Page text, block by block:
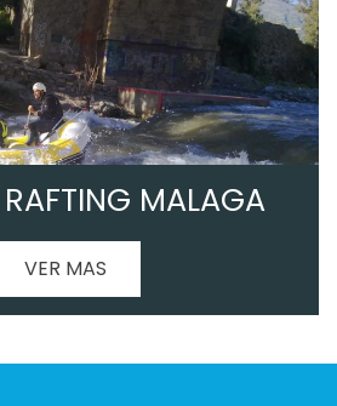
DE AVENTURA
MALAGA
VER MAS